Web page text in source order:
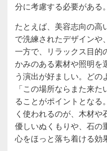
分に考慮する必要がある。
たとえば、美容志向の高
で洗練されたデザインや
一方で、リラックス目的
かみのある素材や照明を
う演出が好ましい。どの
「この場所ならまた来
ることがポイントとなる
く使われるのが、木材
優しいぬくもりや、石の
心をほっと落ち着ける効